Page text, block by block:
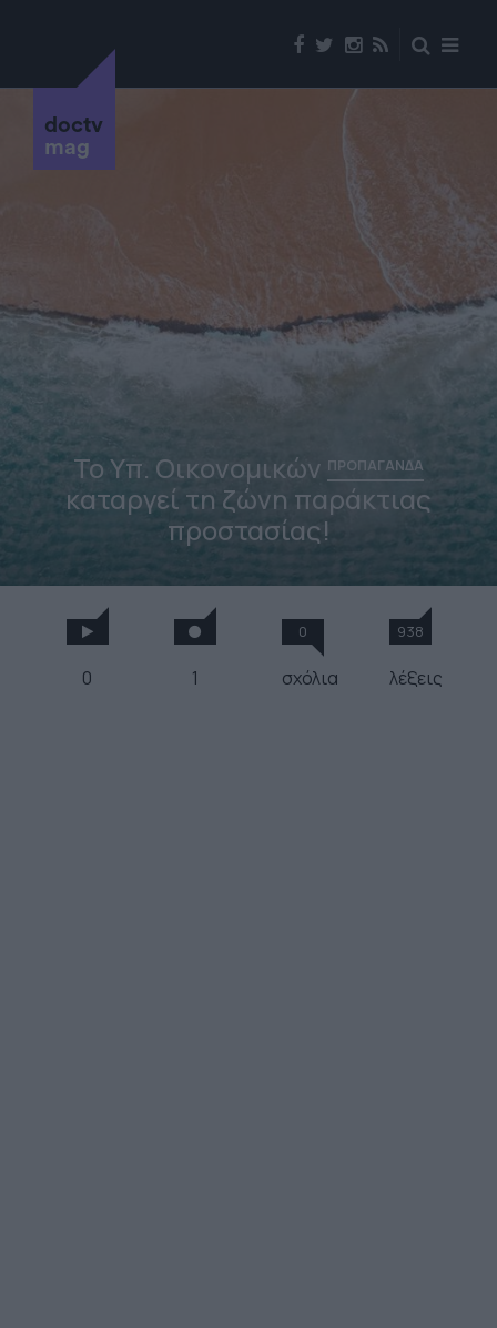
doctv
mag
Το Υπ. Οικονομικών ΠΡΟΠΑΓΑΝΔΑ
καταργεί τη ζώνη παράκτιας
προστασίας!
0 1
0
σχόλια
938
λέξεις